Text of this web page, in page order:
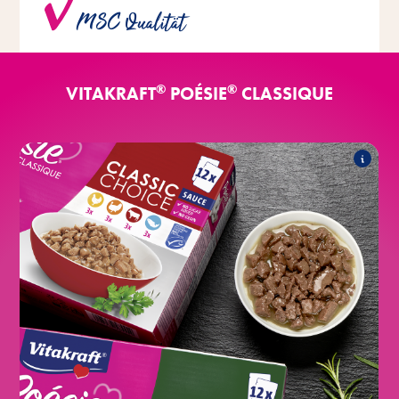
MSC Qualität
Qualität aus nachhaltiger Fischerei eingesetzt.
VITAKRAFT® POÉSIE® CLASSIQUE
Poésie
®
CLASSIQUE in Sauce
Folgende Produkte zählen zum Sortiment:
Poésie
®
CLASSIQUE Meaty Choice
Multipack
Poésie
®
CLASSIQUE Classic Choice
Multipack